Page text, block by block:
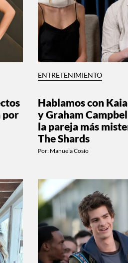
por
ENTRETENIMIENTO
Hablamos con
y Graham
la pareja más
The Shards
Por: Manuela Cosío